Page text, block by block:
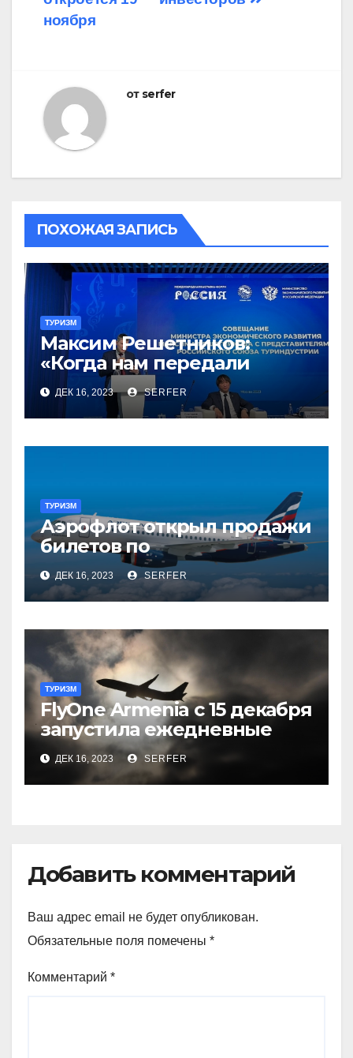
ноября
от serfer
ПОХОЖАЯ ЗАПИСЬ
ТУРИЗМ
Максим Решетников:
«Когда нам передали
туризм, для нас это был
сюрприз, но он оказался
приятным»
ДЕК 16, 2023 SERFER
ТУРИЗМ
Аэрофлот открыл продажи
билетов по
субсидированным
тарифам
ДЕК 16, 2023 SERFER
ТУРИЗМ
FlyOne Armenia с 15 декабря
запустила ежедневные
рейсы в Шереметьево
ДЕК 16, 2023 SERFER
Добавить комментарий
Ваш адрес email не будет опубликован.
Обязательные поля помечены *
Комментарий *